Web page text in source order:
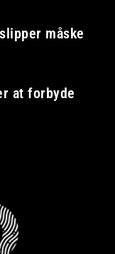
måske
at forbyde